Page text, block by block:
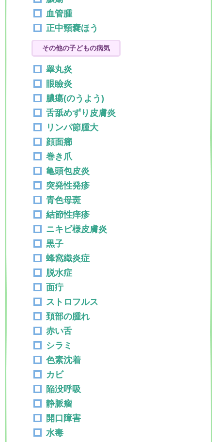
血管腫
正中頸嚢ほう
その他の子どもの病気
睾丸炎
眼瞼炎
膿瘍(のうよう)
舌舐めずり皮膚炎
リンパ節腫大
顔面癤
巻き爪
亀頭包皮炎
突発性発疹
青色母斑
結節性痒疹
ニキビ様皮膚炎
黒子
蜂窩織炎症
脱水症
面疔
ストロフルス
頚部の腫れ
赤い舌
シラミ
色素沈着
カビ
陥没呼吸
静脈瘤
開口障害
水毒